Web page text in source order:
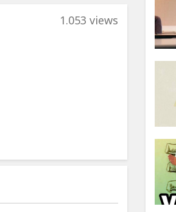
1.053 views